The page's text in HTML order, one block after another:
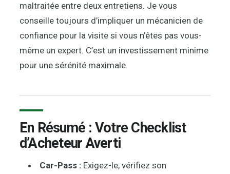
maltraitée entre deux entretiens. Je vous
conseille toujours d’impliquer un mécanicien de
confiance pour la visite si vous n’êtes pas vous-
même un expert. C’est un investissement minime
pour une sérénité maximale.
En Résumé : Votre Checklist
d’Acheteur Averti
Car-Pass : Exigez-le, vérifiez son